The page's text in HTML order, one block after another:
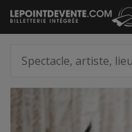
Passer
au
artiste,
lieu...